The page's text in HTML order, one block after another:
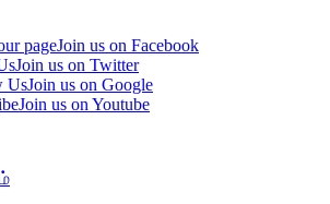
pageJoin us on Facebook
Join us on Twitter
UsJoin us on Google
Join us on Youtube